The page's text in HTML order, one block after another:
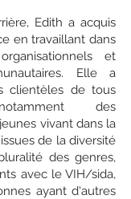
Edith a acquis
en travaillant dans
et
Elle a
clientèles de tous
des
vivant dans la
de la diversité
des genres,
avec le VIH/sida,
ayant d'autres